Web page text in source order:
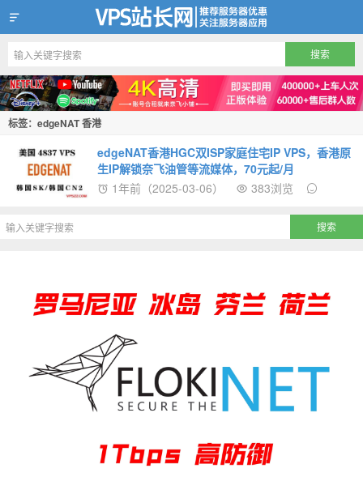
VPS站长网
标签：edgeNAT 香港
edgeNAT香港HGC双ISP家庭住宅IP VPS，香港原
生IP解锁奈飞油管等流媒体，70元起/月
1年前（2025-03-06）
383浏览